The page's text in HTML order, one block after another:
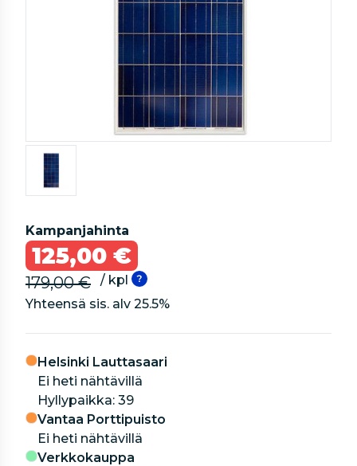
Kampanjahinta
125,00 €
179,00 €
/ kpl
Yhteensä sis. alv 25.5%
Helsinki Lauttasaari
Ei heti nähtävillä
hyllypaikka: 39
Vantaa Porttipuisto
Ei heti nähtävillä
Verkkokauppa